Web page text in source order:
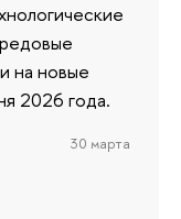
на новые
2026 года.
30 марта